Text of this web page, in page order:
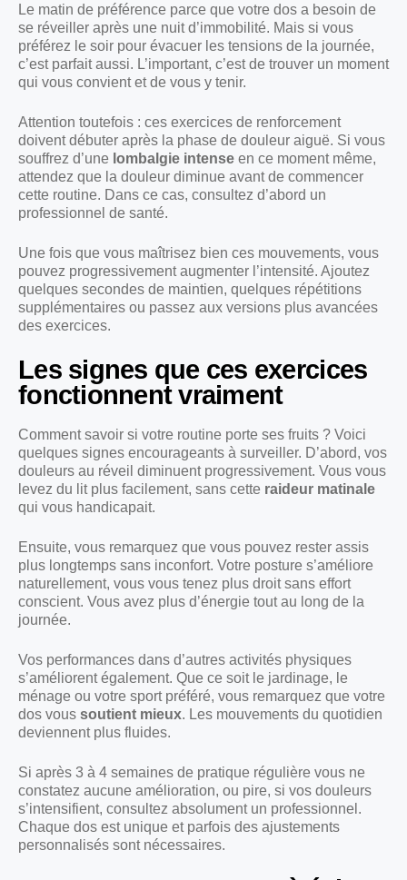
Le matin de préférence parce que votre dos a besoin de
se réveiller après une nuit d’immobilité. Mais si vous
préférez le soir pour évacuer les tensions de la journée,
c’est parfait aussi. L’important, c’est de trouver un moment
qui vous convient et de vous y tenir.
Attention toutefois : ces exercices de renforcement
doivent débuter après la phase de douleur aiguë. Si vous
souffrez d’une lombalgie intense en ce moment même,
attendez que la douleur diminue avant de commencer
cette routine. Dans ce cas, consultez d’abord un
professionnel de santé.
Une fois que vous maîtrisez bien ces mouvements, vous
pouvez progressivement augmenter l’intensité. Ajoutez
quelques secondes de maintien, quelques répétitions
supplémentaires ou passez aux versions plus avancées
des exercices.
Les signes que ces exercices
fonctionnent vraiment
Comment savoir si votre routine porte ses fruits ? Voici
quelques signes encourageants à surveiller. D’abord, vos
douleurs au réveil diminuent progressivement. Vous vous
levez du lit plus facilement, sans cette raideur matinale
qui vous handicapait.
Ensuite, vous remarquez que vous pouvez rester assis
plus longtemps sans inconfort. Votre posture s’améliore
naturellement, vous vous tenez plus droit sans effort
conscient. Vous avez plus d’énergie tout au long de la
journée.
Vos performances dans d’autres activités physiques
s’améliorent également. Que ce soit le jardinage, le
ménage ou votre sport préféré, vous remarquez que votre
dos vous soutient mieux. Les mouvements du quotidien
deviennent plus fluides.
Si après 3 à 4 semaines de pratique régulière vous ne
constatez aucune amélioration, ou pire, si vos douleurs
s’intensifient, consultez absolument un professionnel.
Chaque dos est unique et parfois des ajustements
personnalisés sont nécessaires.